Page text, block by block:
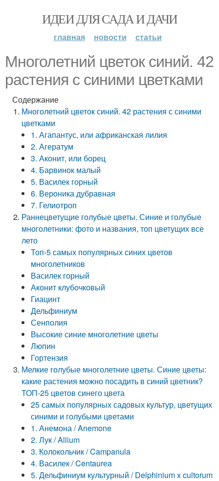
ИДЕИ ДЛЯ САДА И ДАЧИ
главная новости статьи
Многолетний цветок синий. 42
растения с синими цветками
Содержание
Многолетний цветок синий. 42 растения с синими
цветками
1. Агапантус, или африканская лилия
2. Агератум
3. Аконит, или борец
4. Барвинок малый
5. Василек горный
6. Вероника дубравная
7. Гелиотроп
Раннецветущие голубые цветы. Синие и голубые
многолетники: фото и названия, топ цветущих все
лето
Топ-5 самых популярных синих цветов
многолетников
Василек горный
Аконит клубочковый
Гиацинт
Дельфиниум
Сенполия
Высокие синие многолетние цветы
Люпин
Гортензия
Мелкие голубые многолетние цветы. Синие цветы:
какие растения можно посадить в синий цветник?
ТОП-25 цветов синего цвета
25 самых популярных садовых культур, цветущих
синими и голубыми цветами
1. Анемона / Anemone
2. Лук / Allium
3. Колокольчик / Campanula
4. Василек / Centaurеa
5. Дельфиниум культурный / Delphinium x cultorum